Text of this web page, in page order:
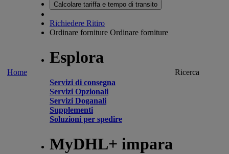
Home
Calcolare tariffa e tempo di transito
Richiedere Ritiro
Ordinare forniture Ordinare forniture
Esplora
Servizi di consegna
Servizi Opzionali
Servizi Doganali
Supplementi
Soluzioni per spedire
MyDHL+ impara
Ricerca